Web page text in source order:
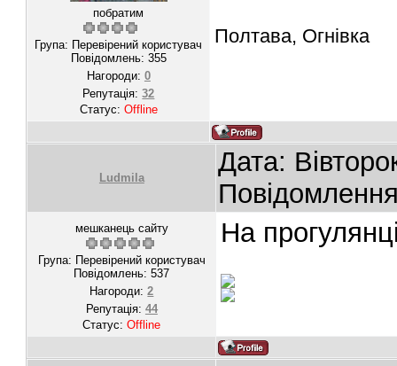
побратим
Група: Перевірений користувач
Повідомлень: 355
Нагороди: 0
Репутація:32
Статус: Offline
Полтава, Огнівка
Ludmila
Дата:
мешканець сайту
Група: Перевірений користувач
Повідомлень:537
Нагороди:2
Репутація: 44
Статус:Offline
На